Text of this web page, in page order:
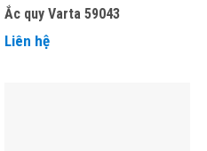
Ắc quy Varta 59043
Liên hệ